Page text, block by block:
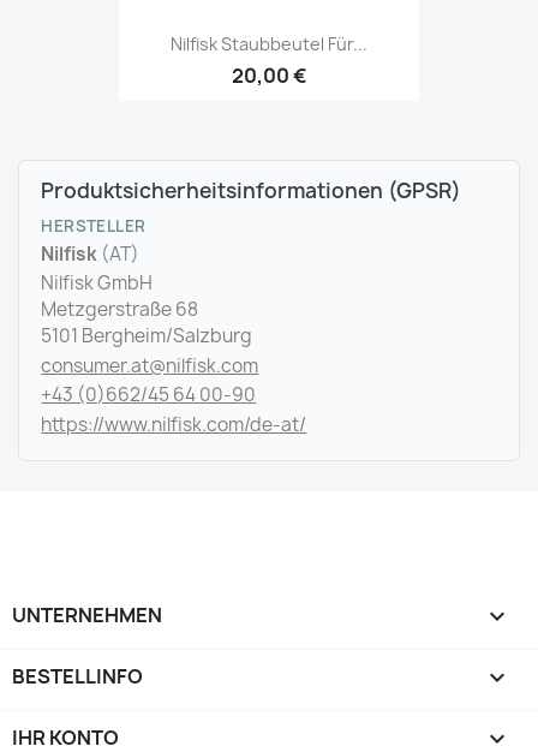
Nilfisk Staubbeutel Für...
20,00 €
Produktsicherheitsinformationen (GPSR)
HERSTELLER
Nilfisk (AT)
Nilfisk GmbH
Metzgerstraße 68
5101 Bergheim/Salzburg
consumer.at@nilfisk.com
+43 (0)662/45 64 00-90
https://www.nilfisk.com/de-at/
UNTERNEHMEN 
BESTELLINFO 
IHR KONTO 